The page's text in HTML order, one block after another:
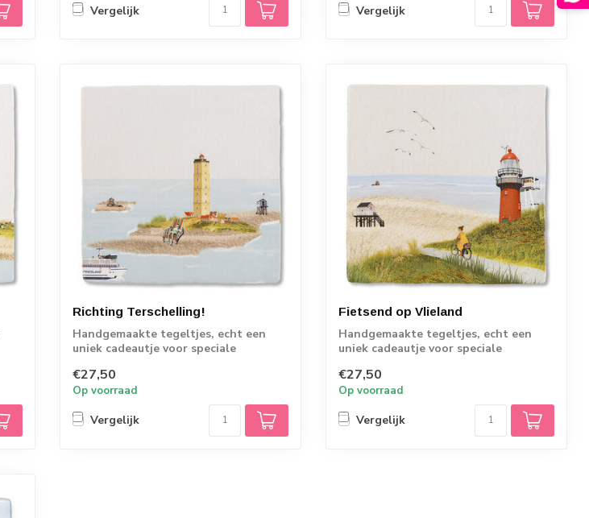
Vergelijk Vergelijk
Richting Terschelling!
Handgemaakte tegeltjes, echt een
uniek cadeautje voor speciale
€27,50
Op voorraad
Vergelijk
Fietsend op Vlieland
Handgemaakte tegeltjes, echt een
uniek cadeautje voor speciale
€27,50
Op voorraad
Vergelijk